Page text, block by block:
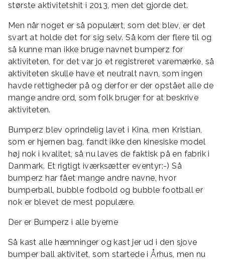
største aktivitetshit i 2013, men det gjorde det.
Men når noget er så populært, som det blev, er det
svart at holde det for sig selv. Så kom der flere til og
så kunne man ikke bruge navnet bumperz for
aktiviteten, for det var jo et registreret varemærke, så
aktiviteten skulle have et neutralt navn, som ingen
havde rettigheder på og derfor er der opstået alle de
mange andre ord, som folk bruger for at beskrive
aktiviteten.
Bumperz blev oprindelig lavet i Kina, men Kristian,
som er hjernen bag, fandt ikke den kinesiske model
høj nok i kvalitet, så nu laves de faktisk på en fabrik i
Danmark. Et rigtigt iværksætter eventyr:-) Så
bumperz har fået mange andre navne, hvor
bumperball, bubble fodbold og bubble football er
nok er blevet de mest populære.
Der er Bumperz i alle byerne
Så kast alle hæmninger og kast jer ud i den sjove
bumper ball aktivitet, som startede i Århus, men nu